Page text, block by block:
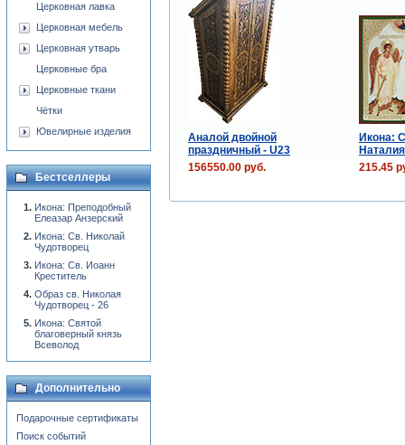
Аналой двойной
праздничный - U23
Икона:
156550.00 руб.
215.45
Церковная лавка
Церковная мебель
Церковная утварь
Церковные бра
Церковные ткани
Чётки
Ювелирные изделия
Бестселлеры
Икона: Преподобный
Елеазар Анзерский
Икона: Св. Николай
Чудотворец
Икона: Св. Иоанн
Креститель
Образ св. Николая
Чудотворец - 26
Икона: Святой
благоверный князь
Всеволод
Дополнительно
Подарочные сертификаты
Поиск событий